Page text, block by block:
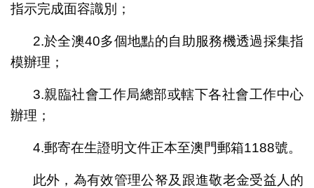
指示完成面容識別；
2.於全澳40多個地點的自助服務機透過採集指
模辦理；
3.親臨社會工作局總部或轄下各社會工作中心
辦理；
4.郵寄在生證明文件正本至澳門郵箱1188號。
此外，為有效管理公帑及跟進敬老金受益人的